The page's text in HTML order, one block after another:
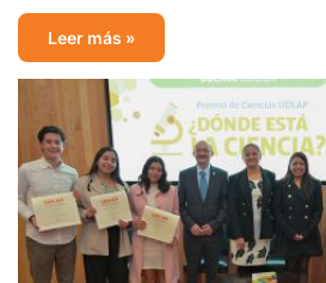
Leer más »